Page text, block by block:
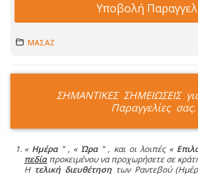
Υποβολή
ΜΑΣΑΖ
ΣΗΜΑΝΤΙΚΕΣ ΣΗΜΕΙΩΣΕΙΣ
Παραγγελίες σας.
« Ημέρα” , « Ώρα” , και οι λοιπές «
πεδίαπροκειμένου να προχωρήσετε σε
Η τελική διευθέτησητων Ραντεβού